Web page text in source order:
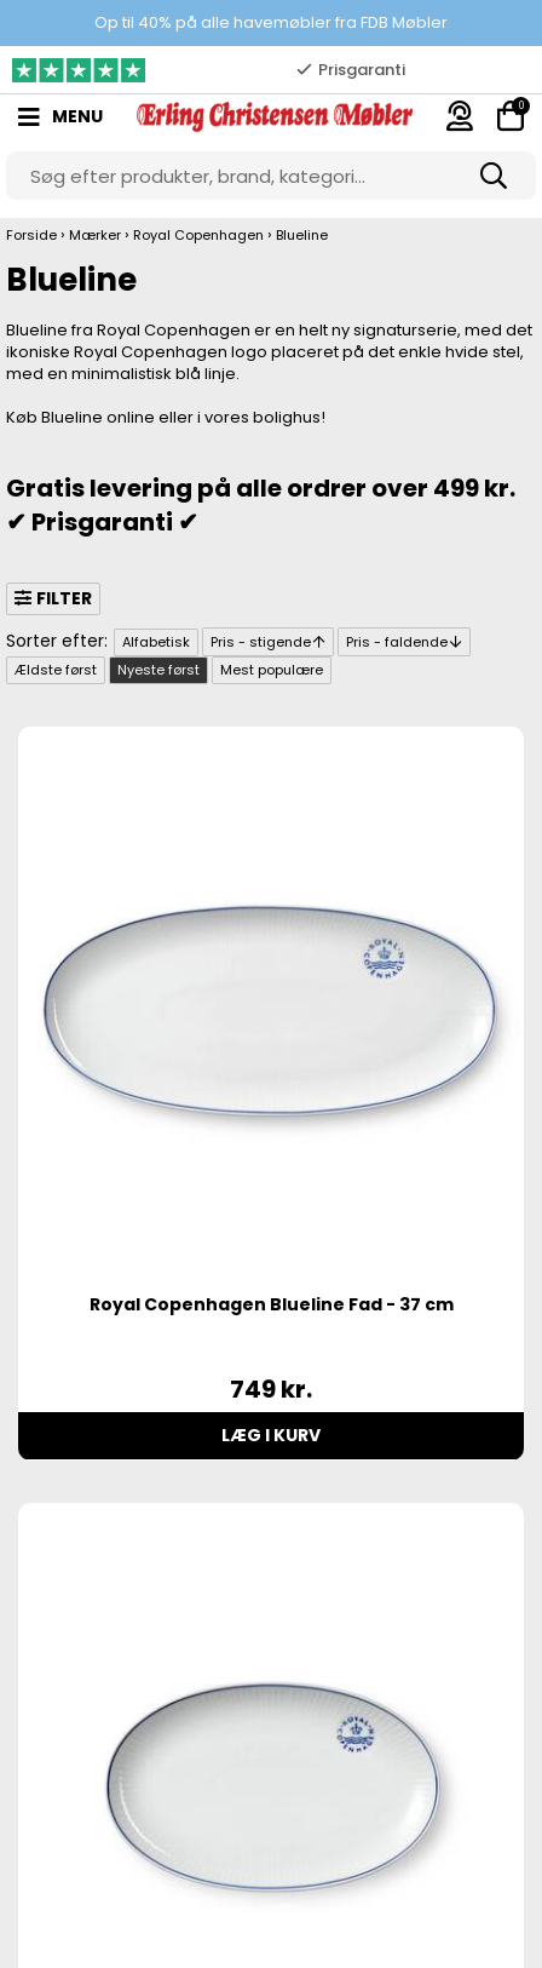
Op til 40% på alle havemøbler fra FDB Møbler
10.000 m2 showroom
MENU 0
Forside › Mærker › Royal Copenhagen › Blueline
Blueline
Blueline fra Royal Copenhagen er en helt ny signaturserie, med det
ikoniske Royal Copenhagen logo placeret på det enkle hvide stel,
med en minimalistisk blå linje.
Køb Blueline online eller i vores bolighus!
Gratis levering på alle ordrer over 499 kr.
✔ Prisgaranti ✔
FILTER
Alfabetisk Pris - stigende
Pris - faldende
Ældste først
Nyeste først Mest populære
Royal Copenhagen Blueline Fad - 37 cm
749kr.
LÆG I KURV